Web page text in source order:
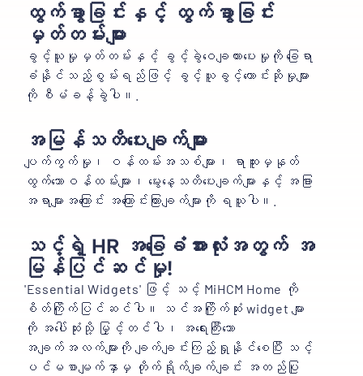
ထွက်ခွာခြင်းနှင့် ထွက်ခွာခြင်း
မှတ်တမ်းများ
ခွင့်ယူမှုမှတ်တမ်းနှင့် ခွင့်ခွဲဝေချထားပေးမှုကို ခြေရာ
ခံနိုင်သည့်စွမ်းရည်ဖြင့် ခွင့်ယူခွင့်တောင်းဆိုမှုများ
ကို စီမံခန့်ခွဲပါ။.
အမြန်သတိပေးချက်များ
ပျက်ကွက်မှု၊ ဝန်ထမ်းအသစ်များ၊ ရာထူးမှနုတ်
ထွက်သောဝန်ထမ်းများ၊ မွေးနေ့သတိပေးချက်များနှင့် အခြား
အရာများအကြောင်း အကြောင်းကြားချက်များကို ရယူပါ။.
သင့်ရဲ့ HR အခြေခံအားလုံးအတွက် အ
မြန်ပြင်ဆင်မှု!
'Essential Widgets' ဖြင့် သင့် MiHCM Home ကို
စိတ်ကြိုက်ပြင်ဆင်ပါ။ သင်အကြိုက်ဆုံး widget များ
ကို အပေါ်ဆုံးသို့ မြှင့်တင်ပါ၊ အရေးကြီးသော
အချက်အလက်များကို ချက်ချင်းကြည့်ရှုနိုင်စေပြီး သင့်
ပင်မစာမျက်နှာမှ တိုက်ရိုက်ချက်ချင်း အတည်ပြု